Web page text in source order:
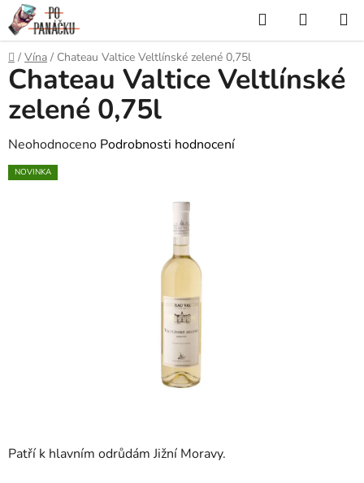
Přejít
na
obsah
Hledat
KOŠÍK
Domů
/ Vína / Chateau Valtice Veltlínské zelené 0,75l
Patří k hlavním odrůdám Jižní Moravy.
Chateau Valtice Veltlínské
zelené 0,75l
Průměrné
hodnocení
Neohodnoceno Podrobnosti hodnocení
NOVINKA